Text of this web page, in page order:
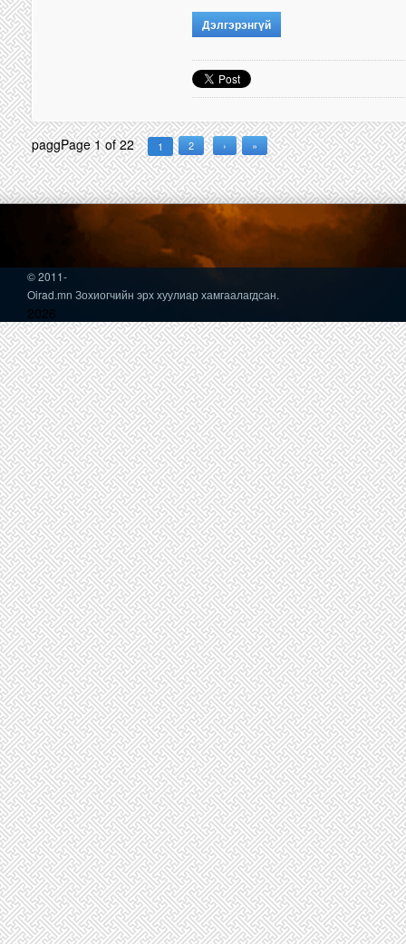
Дэлгэрэнгүй
paggPage 1 of 22 1 2 › »
© 2011-
Oirad.mn Зохиогчийн эрх хуулиар хамгаалагдсан.
2026